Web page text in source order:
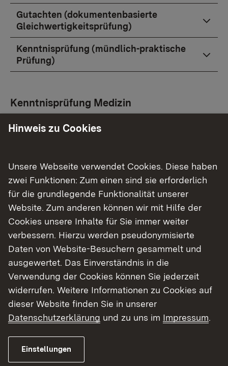
Gutachten (dokumentenbasierte
Gleichwertigkeitsprüfung)
Kenntnisprüfung (mündlich-praktische
Prüfung)
Kenntnisprüfung Medizin
Wie stelle ich einen Antrag zur Teilnahme
Wie lange dauert es, bis ich einen Termin
für die Kenntnisprüfung erhalte?
Wann werde ich spätestens über den
Prüfungstermin informiert?
Wieviel kostet eine Prüfung?
In welchen Fächern erfolgt die
Kenntnisprüfung?
Wie ist der Ablauf einer Kenntnisprüfung?
Wann bekomme ich das Ergebnis der
Kenntnisprüfung und wie oft kann diese
wiederholt werden?
Kann ich den Termin verschieben?
Hinweis zu Cookies
Unsere Webseite verwendet Cookies. Diese haben
zwei Funktionen: Zum einen sind sie erforderlich
für die grundlegende Funktionalität unserer
Website. Zum anderen können wir mit Hilfe der
Cookies unsere Inhalte für Sie immer weiter
verbessern. Hierzu werden pseudonymisierte
Daten von Website-Besuchern gesammelt und
ausgewertet. Das Einverständnis in die
Verwendung der Cookies können Sie jederzeit
widerrufen. Weitere Informationen zu Cookies auf
dieser Website finden Sie in unserer
Datenschutzerklärung und zu uns im Impressum.
Einstellungen